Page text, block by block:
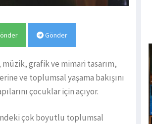
Gönder
grafik ve mimari tasarım,
ve toplumsal yaşama bakışını
çocuklar için açıyor.
çok boyutlu toplumsal